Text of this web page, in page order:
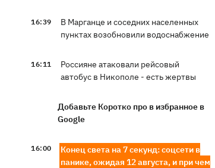
16:39
В Марганце и соседних населенных
пунктах возобновили водоснабжение
16:11
Россияне атаковали рейсовый
автобус в Никополе - есть жертвы
Добавьте Коротко про в избранное в
Google
16:00
Конец света на 7 секунд: соцсети в
панике, ожидая 12 августа, и при чем